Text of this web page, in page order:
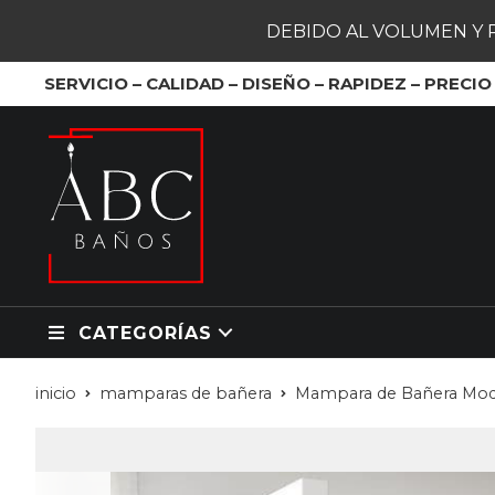
DEBIDO AL VOLUMEN Y
SERVICIO – CALIDAD – DISEÑO – RAPIDEZ – PRECIO
CATEGORÍAS
inicio mamparas de bañera Mampara de Bañera